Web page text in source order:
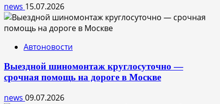
news 15.07.2026
Автоновости
Выездной шиномонтаж круглосуточно —
срочная помощь на дороге в Москве
news 09.07.2026